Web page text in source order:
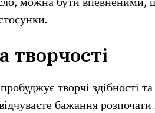
творчості
творчі здібності
бажання